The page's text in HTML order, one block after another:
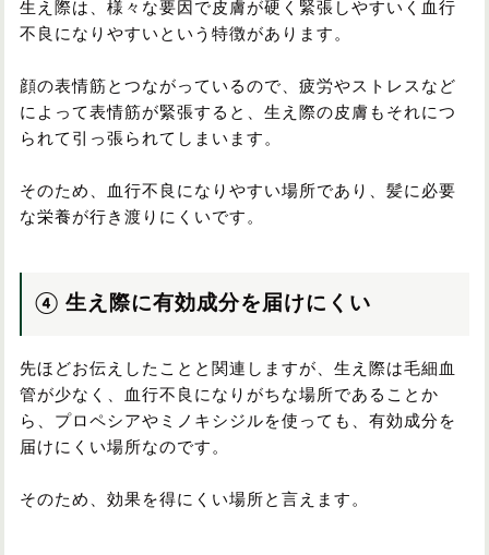
生え際は、様々な要因で皮膚が硬く緊張しやすいく血行
不良になりやすいという特徴があります。
顔の表情筋とつながっているので、疲労やストレスなど
によって表情筋が緊張すると、生え際の皮膚もそれにつ
られて引っ張られてしまいます。
そのため、血行不良になりやすい場所であり、髪に必要
な栄養が行き渡りにくいです。
④ 生え際に有効成分を届けにくい
先ほどお伝えしたことと関連しますが、生え際は毛細血
管が少なく、血行不良になりがちな場所であることか
ら、プロペシアやミノキシジルを使っても、有効成分を
届けにくい場所なのです。
そのため、効果を得にくい場所と言えます。